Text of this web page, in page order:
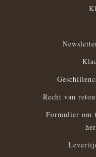
Recht van
Formulier om